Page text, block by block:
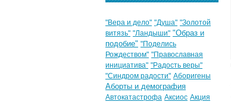
"Вера и дело" "Душа" "Золотой
витязь" "Ландыши" "Образ и
подобие" "Поделись
Рождеством" "Православная
инициатива" "Радость веры"
"Синдром радости" Аборигены
Аборты и демография
Автокатастрофа Аксиос Акция